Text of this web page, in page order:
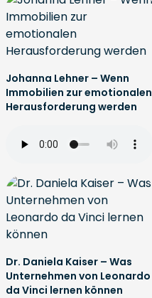
Johanna Lehner – Wenn
Immobilien zur emotionalen
Herausforderung werden
Dr. Daniela Kaiser – Was
Unternehmen von Leonardo
da Vinci lernen können